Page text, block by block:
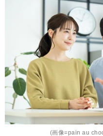
(画像=pain au